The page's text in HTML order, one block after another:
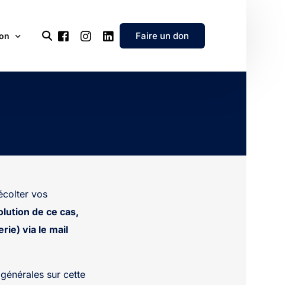
Faire un don
vos
de ce cas,
via le mail
sur cette